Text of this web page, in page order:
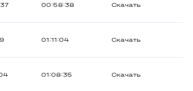
00:58:38 Скачать
01:11:04 Скачать
01:08:35 Скачать